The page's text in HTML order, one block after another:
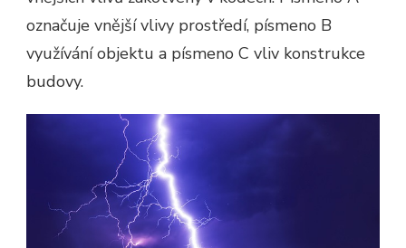
označuje vnější vlivy prostředí, písmeno B
využívání objektu a písmeno C vliv konstrukce
budovy.